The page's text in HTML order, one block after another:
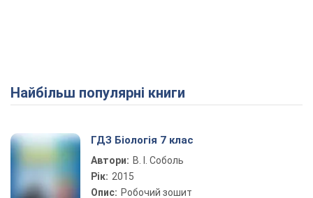
Найбільш популярні книги
ГДЗ Біологія 7 клас
Автори: В. І. Соболь
Рік: 2015
Опис: Робочий зошит